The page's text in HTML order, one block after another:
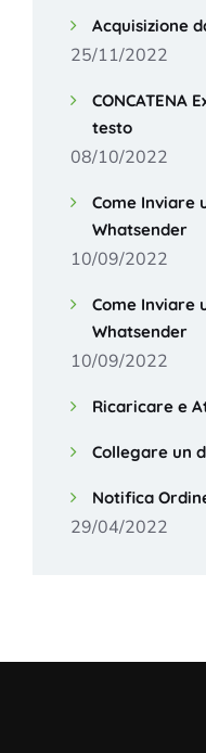
Acquisizione
25/11/2022
CONCATENA
testo
08/10/2022
Come Inviare
Whatsender
10/09/2022
Come Inviare
Whatsender
10/09/2022
Ricaricare e
Collegare un
Notifica
29/04/2022